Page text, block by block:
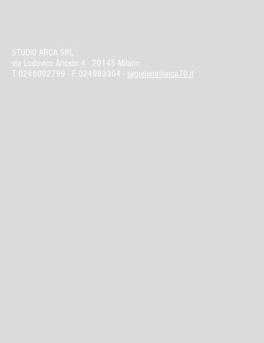
STUDIO ARCA SRL
via Lodovico Ariosto 4 - 20145 Milano
T 0248002799 - F 024989304 - segreteria@arca70.it